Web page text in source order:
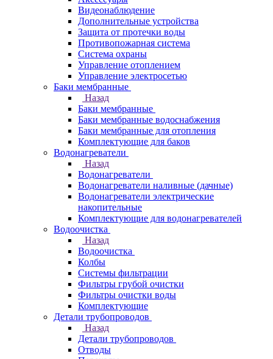
Видеонаблюдение
Дополнительные устройства
Защита от протечки воды
Противопожарная система
Система охраны
Управление отоплением
Управление электросетью
Баки мембранные
Назад
Баки мембранные
Баки мембранные водоснабжения
Баки мембранные для отопления
Комплектующие для баков
Водонагреватели
Назад
Водонагреватели
Водонагреватели наливные (дачные)
Водонагреватели электрические
накопительные
Комплектующие для водонагревателей
Водоочистка
Назад
Водоочистка
Колбы
Системы фильтрации
Фильтры грубой очистки
Фильтры очистки воды
Комплектующие
Детали трубопроводов
Назад
Детали трубопроводов
Отводы